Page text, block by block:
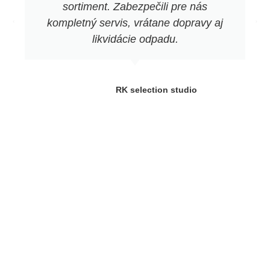
sortiment. Zabezpečili pre nás
kompletný servis, vrátane dopravy aj
likvidácie odpadu.
RK selection studio